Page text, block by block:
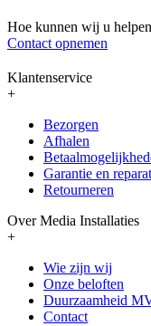
Hoe kunnen wij u
Contact opnemen
Klantenservice
+
Bezorgen
Afhalen
Garantie en
Retourneren
Over Media Installaties
+
Wie zijn wij
Onze beloften
Duurzaamheid
Contact